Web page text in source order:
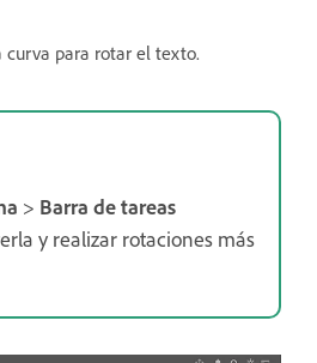
curva para rotar el texto.
> Barra de tareas
y realizar rotaciones más